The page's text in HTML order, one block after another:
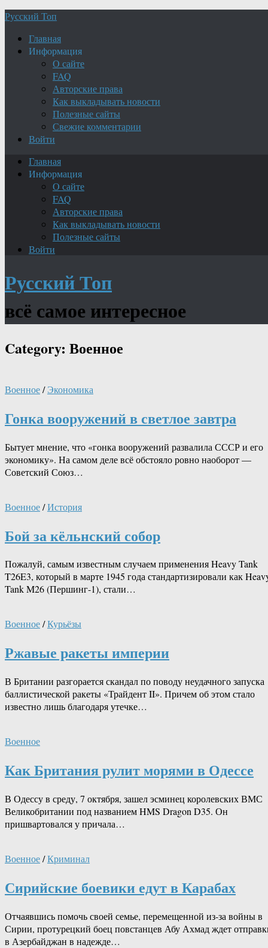
Русский Топ
Главная
Информация
О сайте
FAQ
Авторские права
Как выкладывать новости
Полезные сайты
Свежие комментарии
Войти
Главная
Информация
О сайте
FAQ
Авторские права
Как выкладывать новости
Полезные сайты
Войти
Русский Топ
всё самое интересное
Category: Военное
Военное/Экономика
Гонка вооружений в светлое завтра
Бытует мнение, что «гонка вооружений развалила СССР и его
экономику». На самом деле всё обстояло ровно наоборот —
Советский Союз…
Военное/История
Бой за кёльнский собор
Пожалуй, самым известным случаем применения Heavy Tank
T26E3, который в марте 1945 года стандартизировали как
Tank M26 (Першинг-1), стали…
Военное/Курьёзы
Ржавые ракеты империи
В Британии разгорается скандал по поводу неудачного запуска
баллистической ракеты «Трайдент II». Причем об этом стало
известно лишь благодаря утечке…
Военное
Как Британия рулит морями в Одессе
В Одессу в среду, 7 октября, зашел эсминец королевских ВМС
Великобритании под названием HMS Dragon D35. Он
пришвартовался у причала…
Военное/Криминал
Сирийские боевики едут в Карабах
Отчаявшись помочь своей семье, перемещенной из-за войны в
Сирии, протурецкий боец ​​повстанцев Абу Ахмад ждет
в Азербайджан в надежде…